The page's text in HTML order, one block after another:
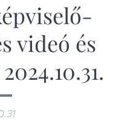
videó és